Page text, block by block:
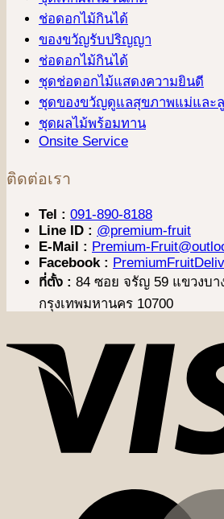
ช่อดอกไม้กินได้
ของขวัญรับปริญญา
ช่อดอกไม้กินได้
ชุดช่อดอกไม้แสดงความยินดี
ชุดของขวัญดูแลสุขภาพแม่และ
ชุดผลไม้พร้อมทาน
Onsite Service
ติดต่อเรา
Tel : 091-890-8188
Line ID : @premium-fruit
E-Mail : Premium-
Facebook :
ที่ตั้ง : 84 ซอย จรัญ 59 แขวงบา
กรุงเทพมหานคร 10700